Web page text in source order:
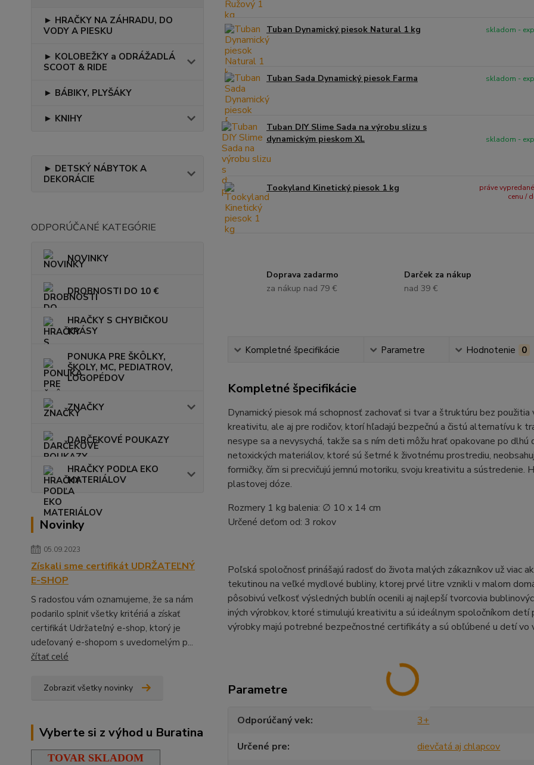
► HRAČKY NA ZÁHRADU, DO
VODY A PIESKU
► KOLOBEŽKY a ODRÁŽADLÁ
SCOOT & RIDE
► BÁBIKY, PLYŠÁKY
► KNIHY
► DETSKÝ NÁBYTOK A
DEKORÁCIE
ODPORÚČANÉ KATEGÓRIE
NOVINKY
DROBNOSTI DO 10 €
HRAČKY S CHYBIČKOU
KRÁSY
PONUKA PRE ŠKÔLKY,
ŠKOLY, MC, PEDIATROV,
LOGOPÉDOV
ZNAČKY
DARČEKOVÉ POUKAZY
HRAČKY PODĽA EKO
MATERIÁLOV
Novinky
05.09.2023
Získali sme certifikát UDRŽATEĽNÝ
E-SHOP
S radosťou vám oznamujeme, že sa nám
podarilo splniť všetky kritériá a získať
certifikát Udržateľný e-shop, ktorý je
udeľovaný e-shopom s uvedomelým p...
čítať celé
Zobraziť všetky novinky
Vyberte si z výhod u Buratina
TOVAR SKLADOM
Tuban Dynamický piesok Natural 1 kg
skladom -
Tuban Sada Dynamický piesok Farma
skladom -
Tuban DIY Slime Sada na výrobu slizu s
dynamickým pieskom XL
skladom -
Tookyland Kinetický piesok 1 kg
práve
cenu /
Doprava zadarmo
za nákup nad 79 €
Darček za nákup
nad 39 €
Kompletné špecifikácie Parametre Hodnotenie 0
Kompletné špecifikácie
Dynamický piesok má schopnosť zachovať si tvar a štruktúru bez
kreativitu, ale aj pre rodičov, ktorí hľadajú bezpečnú a čistú alternatívu k
nesype sa a nevysychá, takže sa s ním deti môžu hrať opakovane po
netoxických materiálov, ktoré sú šetrné k životnému prostrediu,
formičky, čím si precvičujú jemnú motoriku, svoju kreativitu a
plastovej dóze.
Rozmery 1 kg balenia: ∅ 10 x 14 cm
Určené deťom od: 3 rokov
Poľská spoločnosť prinášajú radosť do života malých zákazníkov už viac
tekutinou na veľké mydlové bubliny, ktorej prvé litre vznikli v malom
pôsobivú veľkosť výsledných bublín ocenili aj najlepší tvorcovia
iných výrobkov, ktoré stimulujú kreativitu a sú ideálnym spoločníkom
výrobky majú potrebné bezpečnostné certifikáty a sú obľúbené u detí vo
Parametre
Odporúčaný vek
3+
Určené pre
dievčatá aj chlapcov